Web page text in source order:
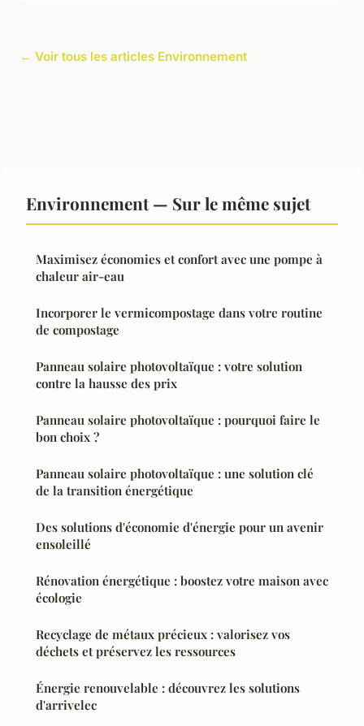
← Voir tous les articles Environnement
Environnement — Sur le même sujet
Maximisez économies et confort avec une pompe à
chaleur air-eau
Incorporer le vermicompostage dans votre routine
de compostage
Panneau solaire photovoltaïque : votre solution
contre la hausse des prix
Panneau solaire photovoltaïque : pourquoi faire le
bon choix ?
Panneau solaire photovoltaïque : une solution clé
de la transition énergétique
Des solutions d'économie d'énergie pour un avenir
ensoleillé
Rénovation énergétique : boostez votre maison avec
écologie
Recyclage de métaux précieux : valorisez vos
déchets et préservez les ressources
Énergie renouvelable : découvrez les solutions
d'arrivelec